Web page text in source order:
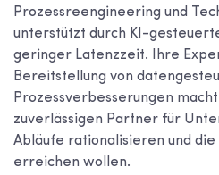
Prozessreengineering und
unterstützt durch KI-
geringer Latenzzeit. Ihre
Bereitstellung von
Prozessverbesserungen
zuverlässigen Partner für
Abläufe rationalisieren und
erreichen wollen.